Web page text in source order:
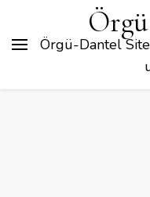
Örgü-Dantel